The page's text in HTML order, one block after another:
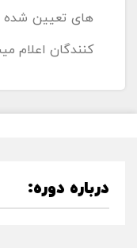
های تعیین شده
کنندگان اعلام
درباره دوره: